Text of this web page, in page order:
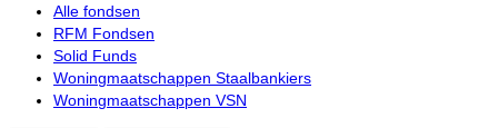
Alle fondsen
RFM Fondsen
Solid Funds
Woningmaatschappen Staalbankiers
Woningmaatschappen VSN